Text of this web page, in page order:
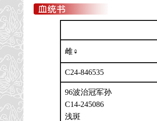
雌♀
C24-846535
96波治冠军孙
C14-245086
浅斑